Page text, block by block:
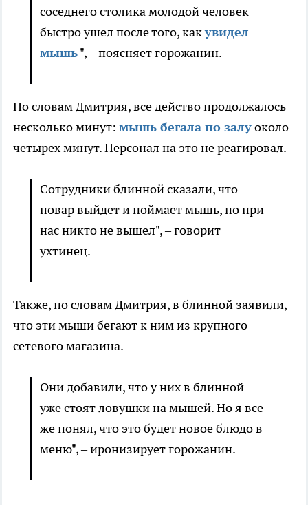
соседнего столика молодой человек
быстро ушел после того, какувидел
мышь", – поясняет горожанин.
По словам Дмитрия, все действо продолжалось
несколько минут: мышь бегала по залуоколо
четырех минут. Персонал на это не реагировал.
Сотрудники блинной сказали, что
повар выйдет и поймает мышь, но при
нас никто не вышел", – говорит
ухтинец.
Также, по словам Дмитрия, в блинной заявили,
что эти мыши бегают к ним из крупного
сетевого магазина.
Они добавили, что у них в блинной
уже стоят ловушки на мышей. Но я все
же понял, что это будет новое блюдо в
меню", – иронизирует горожанин.